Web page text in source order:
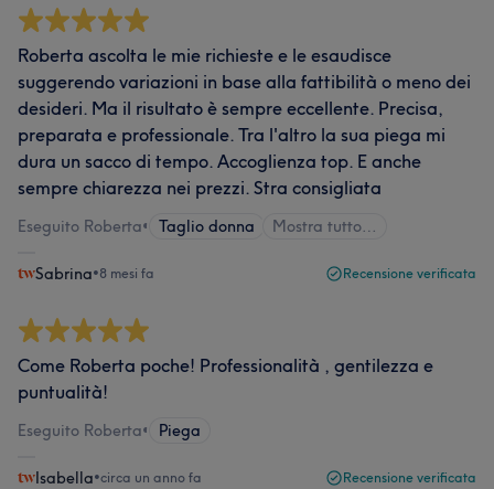
Roberta ascolta le mie richieste e le esaudisce
suggerendo variazioni in base alla fattibilità o meno dei
desideri. Ma il risultato è sempre eccellente. Precisa,
preparata e professionale. Tra l'altro la sua piega mi
dura un sacco di tempo. Accoglienza top. E anche
sempre chiarezza nei prezzi. Stra consigliata
Eseguito Roberta• Taglio donna Mostra tutto…
Sabrina•8 mesi fa Recensione verificata
Come Roberta poche! Professionalità , gentilezza e
puntualità!
Eseguito Roberta• Piega
Isabella•circa un anno fa Recensione verificata